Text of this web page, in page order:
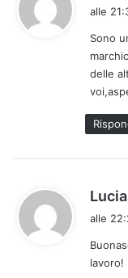
alle
Sono
delle
Lucia
alle
lavoro!